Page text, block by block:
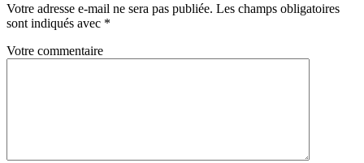
Votre adresse e-mail ne sera pas publiée. Les champs obligatoires
sont indiqués avec *
Votre commentaire